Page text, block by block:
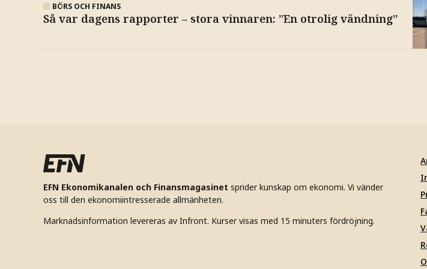
BÖRS OCH FINANS
Så var dagens rapporter – stora vinnaren: ”En otrolig vändning”
EFN Ekonomikanalen och Finansmagasinet sprider kunskap om ekonomi. Vi vänder
oss till den ekonomiintresserade allmänheten.
Marknadsinformation levereras av Infront. Kurser visas med 15 minuters fördröjning.